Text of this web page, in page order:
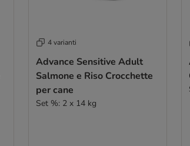
4 varianti
Advance Sensitive Adult
Salmone e Riso Crocchette
per cane
Set %: 2 x 14 kg